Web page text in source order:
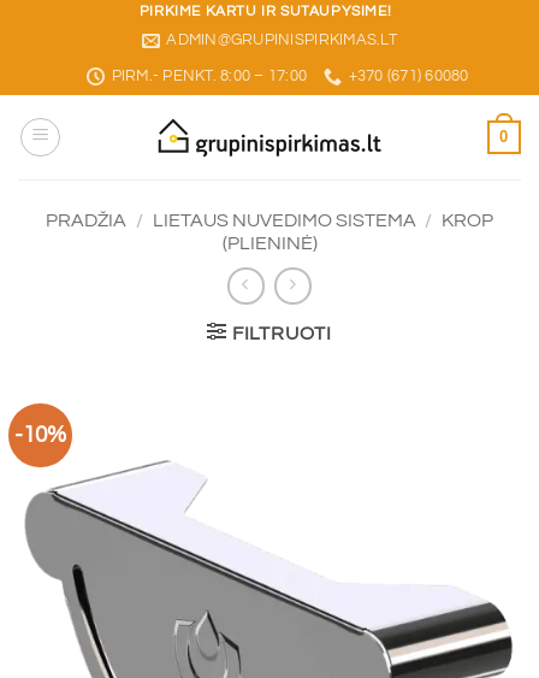
PIRKIME KARTU IR SUTAUPYSIME!
ADMIN@GRUPINISPIRKIMAS.LT
PIRM.- PENKT. 8:00 – 17:00 +370 (671) 60080
0
PRADŽIA / LIETAUS NUVEDIMO SISTEMA /
KROP
(PLIENINĖ)
FILTRUOTI
-10%